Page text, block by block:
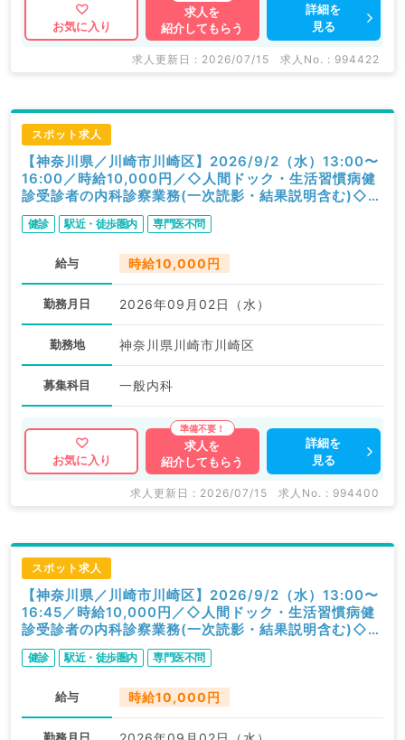
お気に入り
求人を
紹介してもらう
詳細を
見る
求人更新日 : 2026/07/15 求人No. : 994422
スポット求人
【神奈川県／川崎市川崎区】2026/9/2（水）13:00〜
16:00／時給10,000円／◇人間ドック・生活習慣病健
診受診者の内科診察業務(一次読影・結果説明含む)◇／
内科
健診 駅近・徒歩圏内 専門医不問
給与 時給10,000円
勤務月日 2026年09月02日（水）
勤務地 神奈川県川崎市川崎区
募集科目 一般内科
お気に入り
求人を
紹介してもらう
詳細を
見る
求人更新日 : 2026/07/15 求人No. : 994400
スポット求人
【神奈川県／川崎市川崎区】2026/9/2（水）13:00〜
16:45／時給10,000円／◇人間ドック・生活習慣病健
診受診者の内科診察業務(一次読影・結果説明含む)◇／
内科
健診 駅近・徒歩圏内 専門医不問
給与 時給10,000円